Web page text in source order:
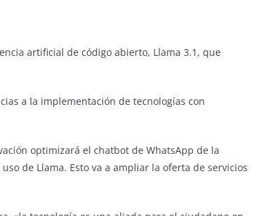
artificial de código abierto, Llama 3.1, que
a la implementación de tecnologías con
optimizará el chatbot de WhatsApp de la
de Llama. Esto va a ampliar la oferta de servicios